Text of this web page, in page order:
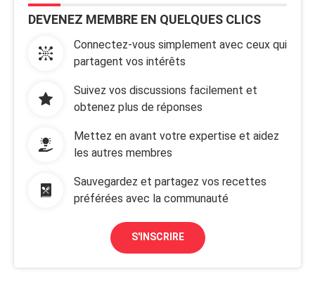
DEVENEZ MEMBRE EN QUELQUES CLICS
Connectez-vous simplement avec ceux qui
partagent vos intérêts
Suivez vos discussions facilement et
obtenez plus de réponses
Mettez en avant votre expertise et aidez
les autres membres
Sauvegardez et partagez vos recettes
préférées avec la communauté
S'INSCRIRE